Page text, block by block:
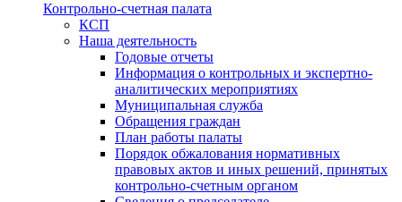
Контрольно-счетная палата
КСП
Наша деятельность
Годовые отчеты
Информация о контрольных и экспертно-
аналитических мероприятиях
Муниципальная служба
Обращения граждан
План работы палаты
Порядок обжалования нормативных
правовых актов и иных решений, принятых
контрольно-счетным органом